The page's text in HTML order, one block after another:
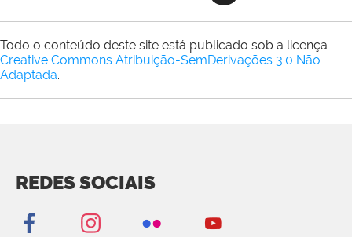
Todo o conteúdo deste site está publicado sob a licença
Creative Commons Atribuição-SemDerivações 3.0 Não
Adaptada.
REDES SOCIAIS